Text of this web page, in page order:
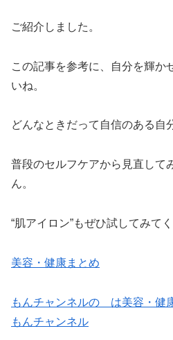
ご紹介しました。
この記事を参考に、自分を輝か
いね。
どんなときだって自信のある自
普段のセルフケアから見直して
ん。
“肌アイロン”もぜひ試してみてく
美容・健康まとめ
もんチャンネルの は美容・健
もんチャンネル